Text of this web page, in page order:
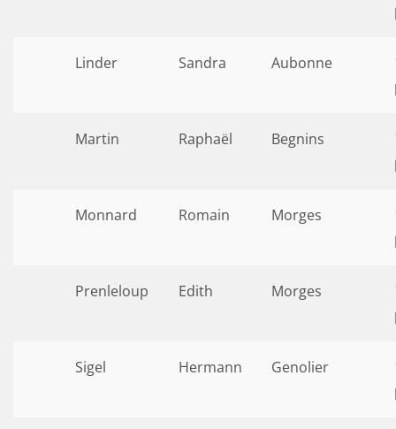
Linder Sandra Aubonne
Martin Raphaël Begnins
Monnard Romain Morges
Prenleloup Edith Morges
Sigel Hermann Genolier